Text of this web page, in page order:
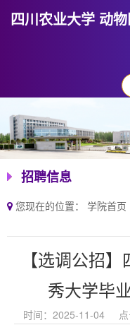
四川农业大学 动
招聘信息
您现在的位置： 学院首页
【选调公招
秀大学毕
时间：2025-11-04